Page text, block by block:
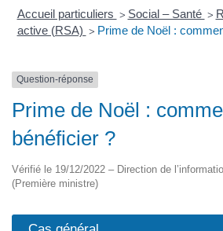
Accueil particuliers > Social – Santé >
active (RSA) > Prime de Noël :
Question-réponse
Prime de Noël :
bénéficier ?
Vérifié le 19/12/2022 – Direction de
(Première ministre)